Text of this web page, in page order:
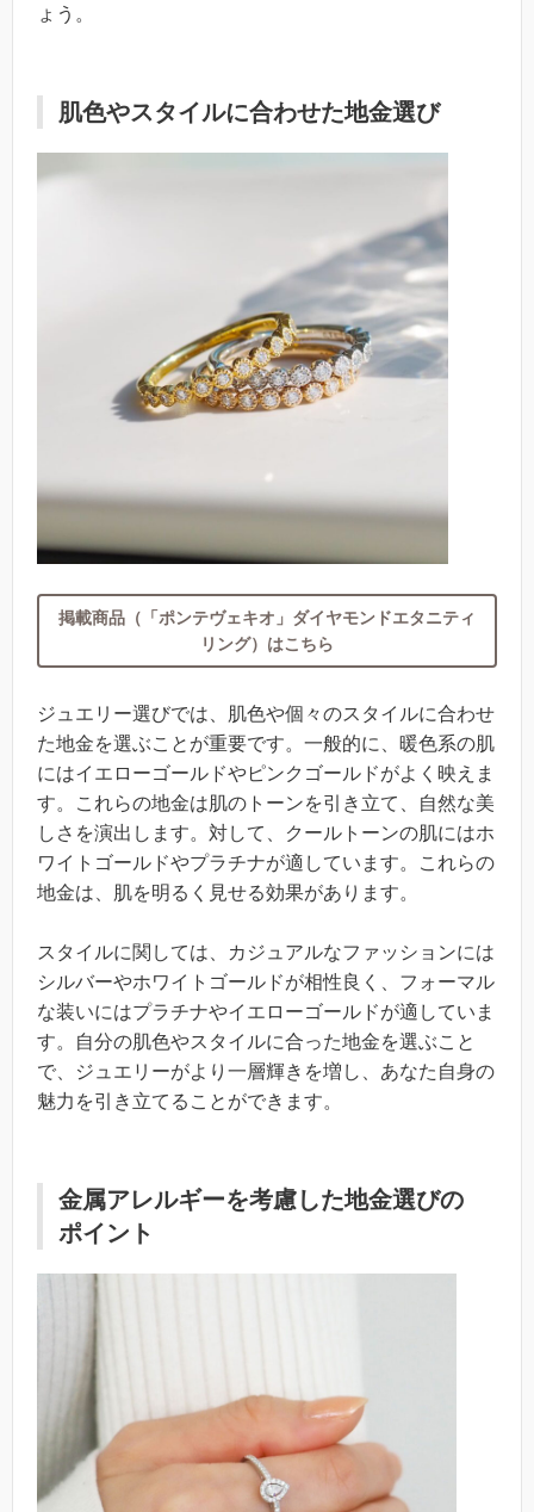
ょう。
肌色やスタイルに合わせた地金選び
掲載商品（「ポンテヴェキオ」ダイヤモンドエタニティ
リング）はこちら
ジュエリー選びでは、肌色や個々のスタイルに合わせ
た地金を選ぶことが重要です。一般的に、暖色系の肌
にはイエローゴールドやピンクゴールドがよく映えま
す。これらの地金は肌のトーンを引き立て、自然な美
しさを演出します。対して、クールトーンの肌にはホ
ワイトゴールドやプラチナが適しています。これらの
地金は、肌を明るく見せる効果があります。
スタイルに関しては、カジュアルなファッションには
シルバーやホワイトゴールドが相性良く、フォーマル
な装いにはプラチナやイエローゴールドが適していま
す。自分の肌色やスタイルに合った地金を選ぶこと
で、ジュエリーがより一層輝きを増し、あなた自身の
魅力を引き立てることができます。
金属アレルギーを考慮した地金選びの
ポイント